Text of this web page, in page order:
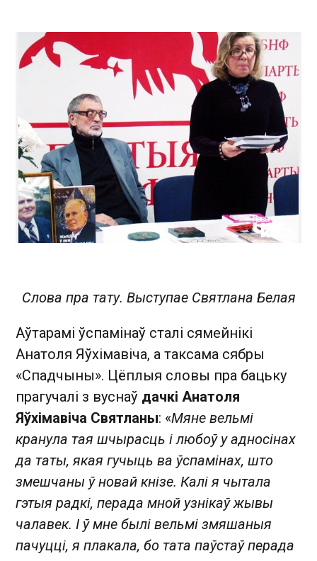
Слова пра тату. Выступае Святлана Белая
Аўтарамі ўспамінаў сталі сямейнікі
Анатоля Яўхімавіча, а таксама сябры
«Спадчыны». Цёплыя словы пра бацьку
прагучалі з вуснаў дачкі Анатоля
Яўхімавіча Святланы: «Мяне вельмі
кранула тая шчырасць і любоў у адносінах
да таты, якая гучыць ва ўспамінах, што
змешчаны ў новай кнізе. Калі я чытала
гэтыя радкі, перада мной узнікаў жывы
чалавек. І ў мне былі вельмі змяшаныя
пачуцці, я плакала, бо тата паўстаў перада